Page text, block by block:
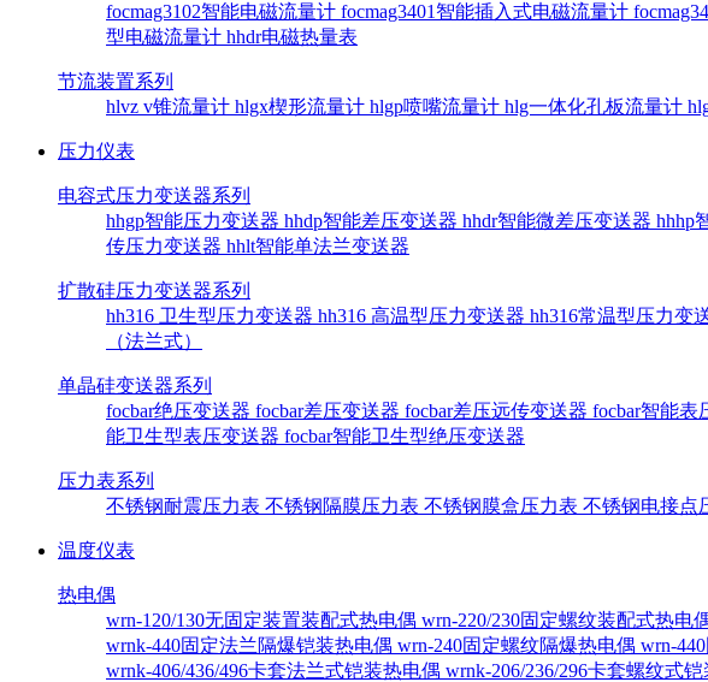
focmag3102智能电磁流量计 focmag3401智能插入式电磁流量计
型电磁流量计 hhdr电磁热量表
节流装置系列
hlvz v锥流量计 hlgx楔形流量计 hlgp喷嘴流量计 hlg一体化孔板流量计
压力仪表
电容式压力变送器系列
hhgp智能压力变送器 hhdp智能差压变送器 hhdr智能微差压变送器 hhhp
传压力变送器 hhlt智能单法兰变送器
扩散硅压力变送器系列
hh316 卫生型压力变送器 hh316 高温型压力变送器 hh316常温型压力变
（法兰式）
单晶硅变送器系列
focbar绝压变送器 focbar差压变送器 focbar差压远传变送器 focbar智能表
能卫生型表压变送器 focbar智能卫生型绝压变送器
压力表系列
不锈钢耐震压力表 不锈钢隔膜压力表 不锈钢膜盒压力表 不锈钢电接点
温度仪表
热电偶
wrn-120/130无固定装置装配式热电偶 wrn-220/230固定螺纹装配式热电
wrnk-440固定法兰隔爆铠装热电偶 wrn-240固定螺纹隔爆热电偶 wrn-
wrnk-406/436/496卡套法兰式铠装热电偶 wrnk-206/236/296卡套螺纹式